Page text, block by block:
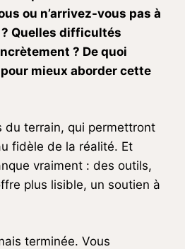
ou n’arrivez-vous pas à
Quelles difficultés
? De quoi
mieux aborder cette
du terrain, qui permettront
fidèle de la réalité. Et
vraiment : des outils,
plus lisible, un soutien à
terminée. Vous